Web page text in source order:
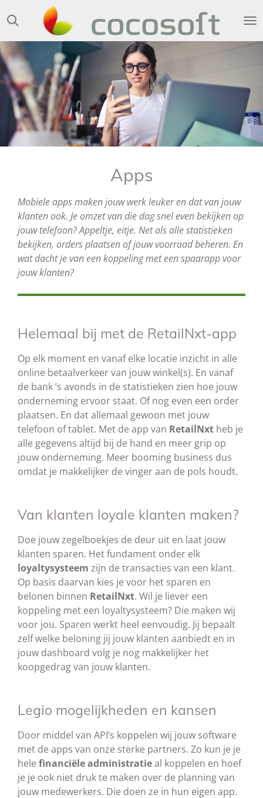
direct
naar
de
hoofdinhoud
Apps
Mobiele apps maken jouw werk leuker en dat van jouw
klanten ook. Je omzet van die dag snel even bekijken op
jouw telefoon? Appeltje, eitje. Net als alle statistieken
bekijken, orders plaatsen of jouw voorraad beheren. En
wat dacht je van een koppeling met een spaarapp voor
jouw klanten?
Helemaal bij met de RetailNxt-app
Op elk moment en vanaf elke locatie inzicht in alle
online betaalverkeer van jouw winkel(s). En vanaf
de bank ’s avonds in de statistieken zien hoe jouw
onderneming ervoor staat. Of nog even een order
plaatsen. En dat allemaal gewoon met jouw
telefoon of tablet. Met de app van RetailNxt heb je
alle gegevens altijd bij de hand en meer grip op
jouw onderneming. Meer booming business dus
omdat je makkelijker de vinger aan de pols houdt.
Van klanten loyale klanten maken?
Doe jouw zegelboekjes de deur uit en laat jouw
klanten sparen. Het fundament onder elk
loyaltysysteem zijn de transacties van een klant.
Op basis daarvan kies je voor het sparen en
belonen binnen RetailNxt. Wil je liever een
koppeling met een loyaltysysteem? Die maken wij
voor jou. Sparen werkt heel eenvoudig. Jij bepaalt
zelf welke beloning jij jouw klanten aanbiedt en in
jouw dashboard volg je nog makkelijker het
koopgedrag van jouw klanten.
Legio mogelijkheden en kansen
Door middel van API’s koppelen wij jouw software
met de apps van onze sterke partners. Zo kun je je
hele financiële administratieal koppelen en hoef
je je ook niet druk te maken over de planning van
jouw medewerkers. Die doen ze in hun eigen app.